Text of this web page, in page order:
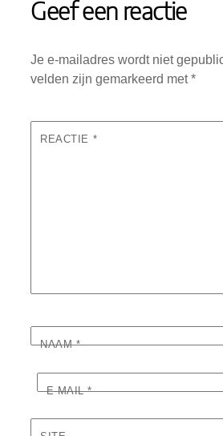
Geef een reactie
Je e-mailadres wordt niet
velden zijn gemarkeerd met*
REACTIE *
NAAM*
E-MAIL*